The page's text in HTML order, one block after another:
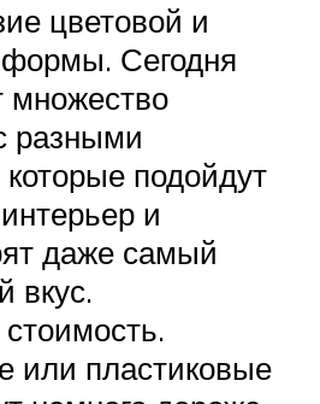
цветовой и
Сегодня
множество
разными
подойдут
и
даже самый
вкус.
или пластиковые